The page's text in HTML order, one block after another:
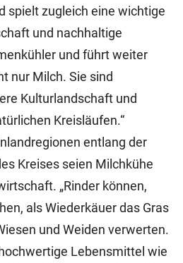
spielt zugleich eine wichtige
und nachhaltige
und führt weiter
nur Milch. Sie sind
Kulturlandschaft und
Kreisläufen.“
entlang der
Kreises seien Milchkühe
„Rinder können,
als Wiederkäuer das Gras
und Weiden verwerten.
Lebensmittel wie